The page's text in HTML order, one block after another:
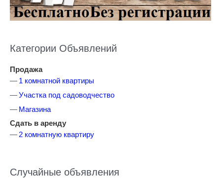
Категории Объявлений
Продажа
1 комнатной квартиры
Участка под садоводчество
Магазина
Сдать в аренду
2 комнатную квартиру
Случайные объявления